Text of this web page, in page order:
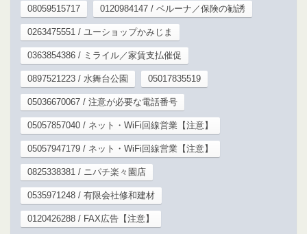
08059515717 0120984147 / ベルーナ／保険の勧誘
0263475551 / ユーショップかみじま
0363854386 / ミライル／家賃支払催促
0897521223 / 水舞台公園 05017835519
05036670067 / 注意が必要な電話番号
05057857040 / ネット・WiFi回線営業【注意】
05057947179 / ネット・WiFi回線営業【注意】
0825338381 / ニパチ楽々園店
0535971248 / 有限会社修和建材
0120426288 / FAX広告【注意】